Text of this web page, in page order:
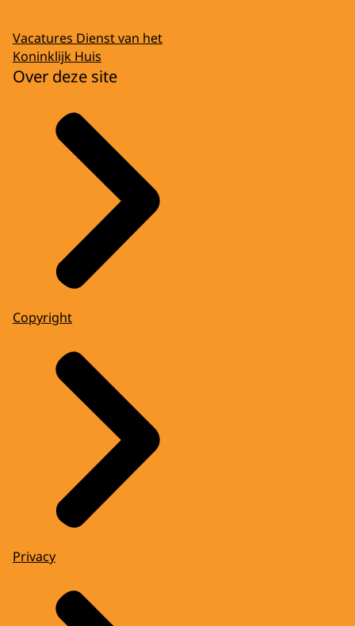
Vacatures Dienst van het
Koninklijk Huis
Over deze site
Copyright
Privacy